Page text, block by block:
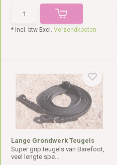
* Incl. btw Excl.Verzendkosten
Lange Grondwerk Teugels
Super grip teugels van Barefoot,
veel lengte spe...